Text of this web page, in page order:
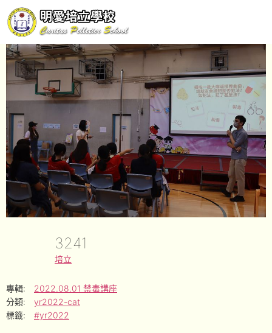
3241
培立
專輯:
2022.08.01 禁毒講座
分類:
yr2022-cat
標籤:
#yr2022